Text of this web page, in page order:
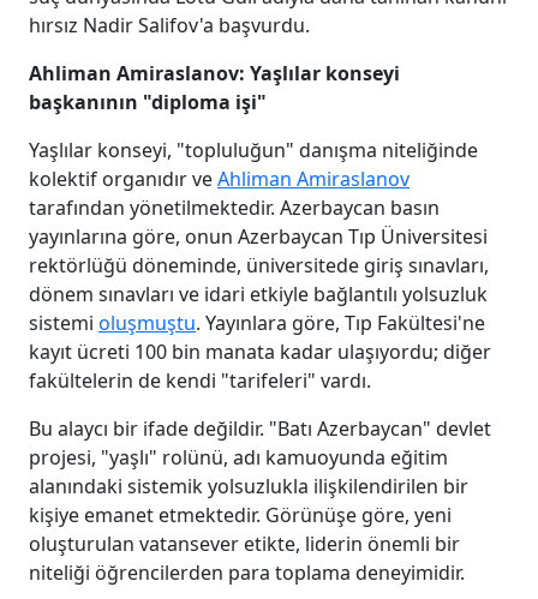
hırsız Nadir Salifov'a başvurdu.
Ahliman Amirаslanov: Yaşlılar konseyi
başkanının "diploma işi"
Yaşlılar konseyi, "topluluğun" danışma niteliğinde
kolektif organıdır veAhliman Amirаslanov
tarafından yönetilmektedir. Azerbaycan basın
yayınlarına göre, onun Azerbaycan Tıp Üniversitesi
rektörlüğü döneminde, üniversitede giriş sınavları,
dönem sınavları ve idari etkiyle bağlantılı yolsuzluk
sistemi oluşmuştu. Yayınlara göre, Tıp Fakültesi'ne
kayıt ücreti 100 bin manata kadar ulaşıyordu; diğer
fakültelerin de kendi "tarifeleri" vardı.
Bu alaycı bir ifade değildir. "Batı Azerbaycan" devlet
projesi, "yaşlı" rolünü, adı kamuoyunda eğitim
alanındaki sistemik yolsuzlukla ilişkilendirilen bir
kişiye emanet etmektedir. Görünüşe göre, yeni
oluşturulan vatansever etikte, liderin önemli bir
niteliği öğrencilerden para toplama deneyimidir.